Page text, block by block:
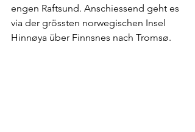
engen Raftsund. Anschiessend geht es
via der grössten norwegischen Insel
Hinnøya über Finnsnes nach Tromsø.